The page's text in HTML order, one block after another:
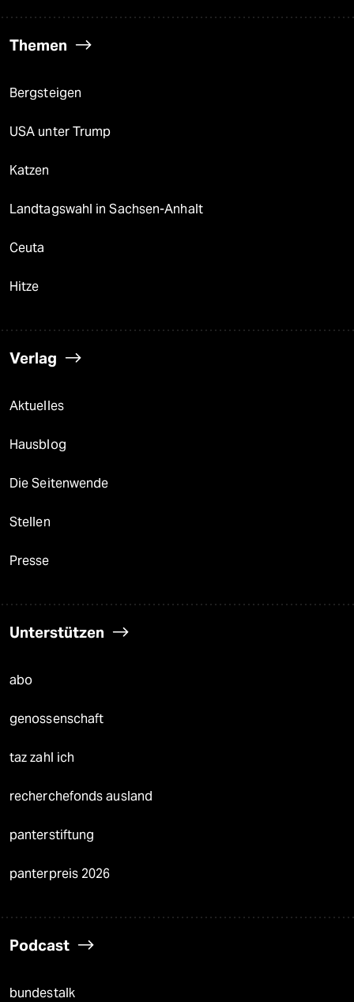
Themen
Bergsteigen
USA unter Trump
Katzen
Landtagswahl in Sachsen-Anhalt
Ceuta
Hitze
Verlag
Aktuelles
Hausblog
Die Seitenwende
Stellen
Presse
Unterstützen
abo
genossenschaft
taz zahl ich
recherchefonds ausland
panterstiftung
panterpreis 2026
Podcast
bundestalk